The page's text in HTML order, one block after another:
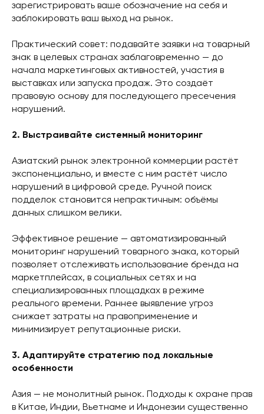
зарегистрировать ваше обозначение на себя и
заблокировать ваш выход на рынок.
Практический совет: подавайте заявки на товарный
знак в целевых странах заблаговременно — до
начала маркетинговых активностей, участия в
выставках или запуска продаж. Это создаёт
правовую основу для последующего пресечения
нарушений.
2. Выстраивайте системный мониторинг
Азиатский рынок электронной коммерции растёт
экспоненциально, и вместе с ним растёт число
нарушений в цифровой среде. Ручной поиск
подделок становится непрактичным: объёмы
данных слишком велики.
Эффективное решение — автоматизированный
мониторинг нарушений товарного знака, который
позволяет отслеживать использование бренда на
маркетплейсах, в социальных сетях и на
специализированных площадках в режиме
реального времени. Раннее выявление угроз
снижает затраты на правоприменение и
минимизирует репутационные риски.
3. Адаптируйте стратегию под локальные
особенности
Азия — не монолитный рынок. Подходы к охране прав
в Китае, Индии, Вьетнаме и Индонезии существенно